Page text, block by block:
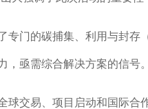
专门的碳捕集、利用与封存
，亟需综合解决方案的信号。
球交易、项目启动和国际合